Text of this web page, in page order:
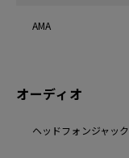
AMA
オーディオ
ヘッドフォンジャック